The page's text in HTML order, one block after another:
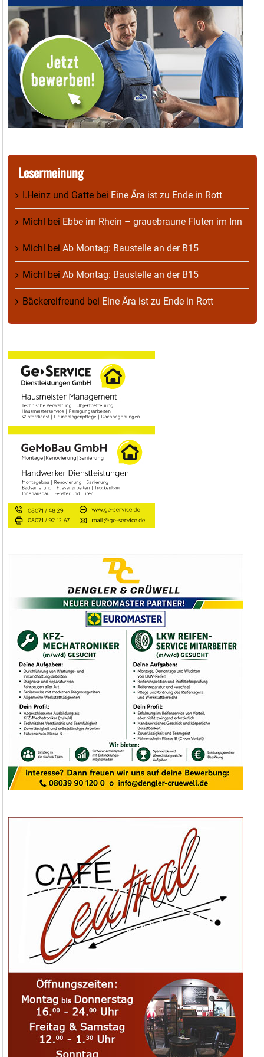
Lesermeinung
I.Heinz und Gatte bei Eine Ära ist zu Ende in Rott
Michl bei Ebbe im Rhein – grauebraune Fluten im Inn
Michl bei Ab Montag: Baustelle an der B15
Michl bei Ab Montag: Baustelle an der B15
Bäckereifreund bei Eine Ära ist zu Ende in Rott